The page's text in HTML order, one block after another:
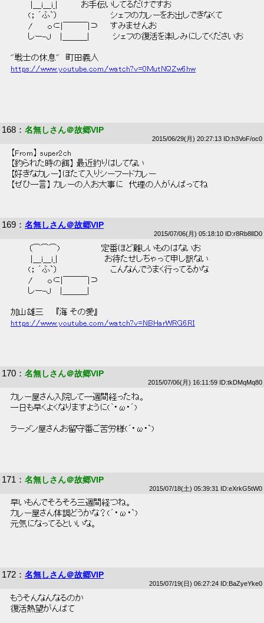
|＿i＿i_|　　　　お手伝いしてるだけですお
(； ´ふ`）　　　　　　　　　シェフのカレーをお出しできなくて
/　　 ｏ⊂|￣￣￣|⊃　　すみませんお
しー-Ｊ　 |＿＿＿|　　　　シェフの復活を楽しみにしてくださいお
"戦士の休息"　町田義人
https://www.youtube.com/watch?v=0MutNQZw6hw
168 ： 名無しさん＠故郷VIP
2015/06/29(月) 20:27:13 ID:h3VoF/oc0
【From】 super2ch
【釣られた時の餌】 最近釣りはしてない
【好きなカレー】ほたて入りシーフードカレー
【ぜひ一言】 カレーの人お大事に　代理の人がんばってね
169 ： 名無しさん＠故郷VIP
2015/07/06(月) 05:18:10 ID:r8Rb8lID0
（⌒⌒⌒)　　　　　　　定番ほど難しいものはないお
|＿i＿i_|　　　　　　　　お待たせしちゃって申し訳ない
(； ´ふ`）　　　　　　　　　こんなんでうまく行ってるかな
/　　 ｏ⊂|￣￣￣|⊃
しー-Ｊ　 |＿＿＿|
加山雄三　　『海 その愛』
https://www.youtube.com/watch?v=NBHarWRG6RI
170 ： 名無しさん＠故郷VIP
2015/07/06(月) 16:11:59 ID:tkDMqMq80
カレー屋さん入院して一週間経ったね。
一日も早くよくなりますように(｀･ω･´)
ラーメン屋さんお留守番ご苦労様(´･ω･`)
171 ： 名無しさん＠故郷VIP
2015/07/18(土) 05:39:31 ID:eXrkG5tW0
早いもんでそろそろ三週間経つね。
カレー屋さん体調どうかな？(´・ω・`)
元気になってるといいな。
172 ： 名無しさん＠故郷VIP
2015/07/19(日) 06:27:24 ID:BaZyeYke0
もうそんなんなるのか
復活熱望がんばて